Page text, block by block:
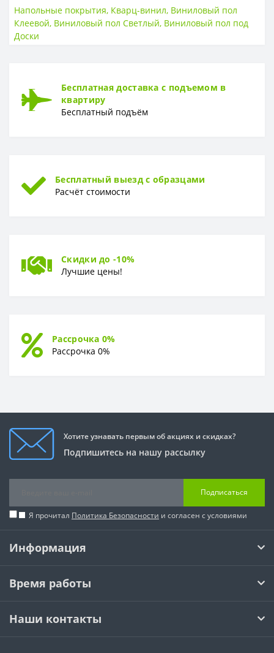
LVT Клеевой
КЛАСС ИЗНОСОСТОЙКОСТИ
Толщина
Напольные покрытия, Кварц-винил, Виниловый пол
Клеевой, Виниловый пол Светлый, Виниловый пол под
Доски
Бесплатная доставка с подъемом в
квартиру
Бесплатный подъём
Бесплатный выезд с образцами
Расчёт стоимости
Скидки до -10%
Лучшие цены!
Рассрочка 0%
Рассрочка 0%
Хотите узнавать первым об акциях и скидках?
Подпишитесь на нашу рассылку
Подписаться
Я прочитал Политика Безопасности и согласен с условиями
Информация
Время работы
Наши контакты